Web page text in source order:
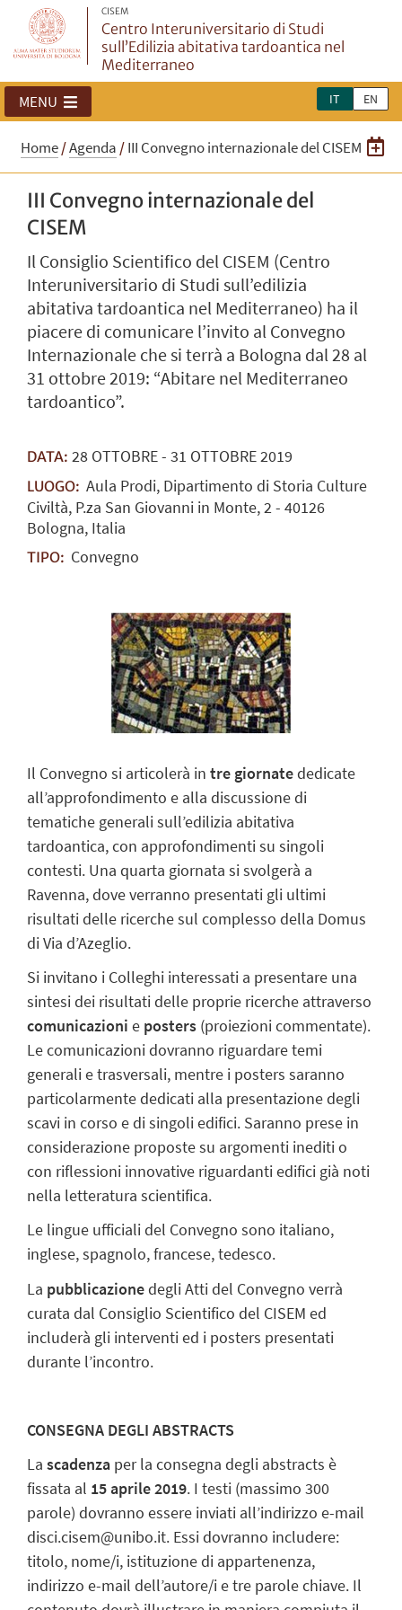
CISEM
Centro Interuniversitario di Studi
sull’Edilizia abitativa tardoantica nel
Mediterraneo
IT EN
MENU
Home/Agenda /III Convegno internazionale del CISEM
III Convegno internazionale del
CISEM
Il Consiglio Scientifico del CISEM (Centro
Interuniversitario di Studi sull’edilizia
abitativa tardoantica nel Mediterraneo) ha il
piacere di comunicare l’invito al Convegno
Internazionale che si terrà a Bologna dal 28 al
31 ottobre 2019: “Abitare nel Mediterraneo
tardoantico”.
DATA: 28OTTOBRE- 31 OTTOBRE2019
LUOGO: Aula Prodi, Dipartimento di Storia Culture
Civiltà, P.za San Giovanni in Monte, 2 - 40126
Bologna, Italia
TIPO: Convegno
Il Convegno si articolerà in tre giornatededicate
all’approfondimento e alla discussione di
tematiche generali sull’edilizia abitativa
tardoantica, con approfondimenti su singoli
contesti. Una quarta giornata si svolgerà a
Ravenna, dove verranno presentati gli ultimi
risultati delle ricerche sul complesso della Domus
di Via d’Azeglio.
Si invitano i Colleghi interessati a presentare una
sintesi dei risultati delle proprie ricerche attraverso
comunicazioni e posters (proiezioni commentate).
Le comunicazioni dovranno riguardare temi
generali e trasversali, mentre i posters saranno
particolarmente dedicati alla presentazione degli
scavi in corso e di singoli edifici. Saranno prese in
considerazione proposte su argomenti inediti o
con riflessioni innovative riguardanti edifici già noti
nella letteratura scientifica.
Le lingue ufficiali del Convegno sono italiano,
inglese, spagnolo, francese, tedesco.
La pubblicazionedegli Atti del Convegno verrà
curata dal Consiglio Scientifico del CISEM ed
includerà gli interventi ed i posters presentati
durante l’incontro.
CONSEGNA DEGLI ABSTRACTS
La scadenza per la consegna degli abstracts è
fissata al 15 aprile 2019. I testi (massimo 300
parole) dovranno essere inviati all’indirizzo e-mail
disci.cisem@unibo.it. Essi dovranno includere:
titolo, nome/i, istituzione di appartenenza,
indirizzo e-mail dell’autore/i e tre parole chiave. Il